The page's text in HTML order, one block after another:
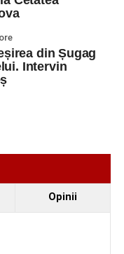
a Transylvania
din Șugag
Intervin
Opinii